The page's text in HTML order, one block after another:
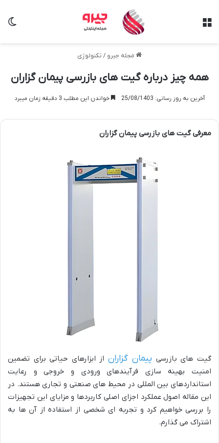
مجله جیرو / تکنولوژی
همه چیز درباره گیت های بازرسی پیمان گزاران
آخرین به روز رسانی: 25/08/1403 خواندن این مطلب 3 دقیقه زمان میبرد
معرفی گیت های بازرسی پیمان گزاران
گیت های بازرسی پیمان گزاران از ابزارهای حیاتی برای تضمین
امنیت بهینه سازی فرآیندهای ورودی و خروجی و رعایت
استانداردهای بین المللی در محیط های صنعتی و تجاری هستند. در
این مقاله اصول عملکرد اجزای اصلی کاربردها و مزایای این تجهیزات
را بررسی خواهیم کرد و تجربه ای شخصی از استفاده از آن ها به
اشتراک می گذارم.